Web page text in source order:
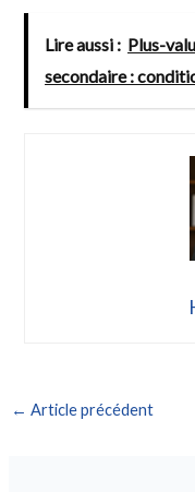
Lire aussi : Plus-
secondaire :
← Article précédent